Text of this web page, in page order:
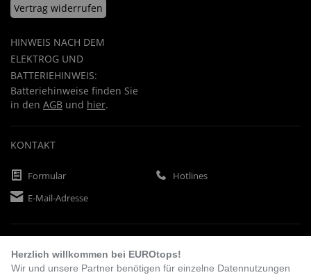
Vertrag widerrufen
HINWEIS NACH DEM
ELEKTROG UND
BATTERIEHINWEIS:
Batteriehinweise finden Sie
in den AGB und hier.
KONTAKT
Formular
Hotlines
E-Mail-Adresse
Herzlich willkommen bei EUROtops!
Wir und unsere Partner benötigen für einzelne Datennutzungen